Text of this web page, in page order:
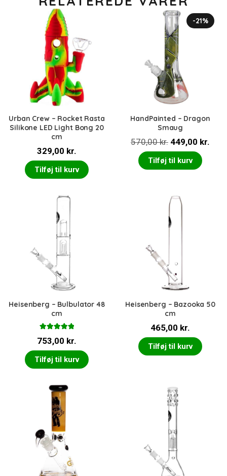
Urban Crew – Rocket Rasta
Silikone LED Light Bong 20
cm
329,00 kr.
Tilføj til kurv
-21%
HandPainted – Dragon
Smaug
570,00kr. Den
oprindelige
pris
570,00 kr..
449,00 kr.
Tilføj til kurv
Heisenberg – Bulbulator 48
cm
5.00ud af 5
753,00 kr.
Tilføj til kurv
Heisenberg – Bazooka 50
cm
465,00 kr.
Tilføj til kurv